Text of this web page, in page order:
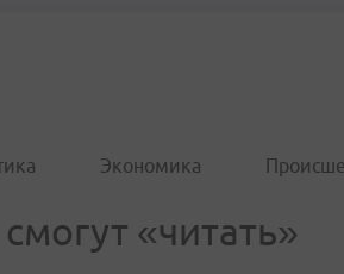
Экономика
«читать»